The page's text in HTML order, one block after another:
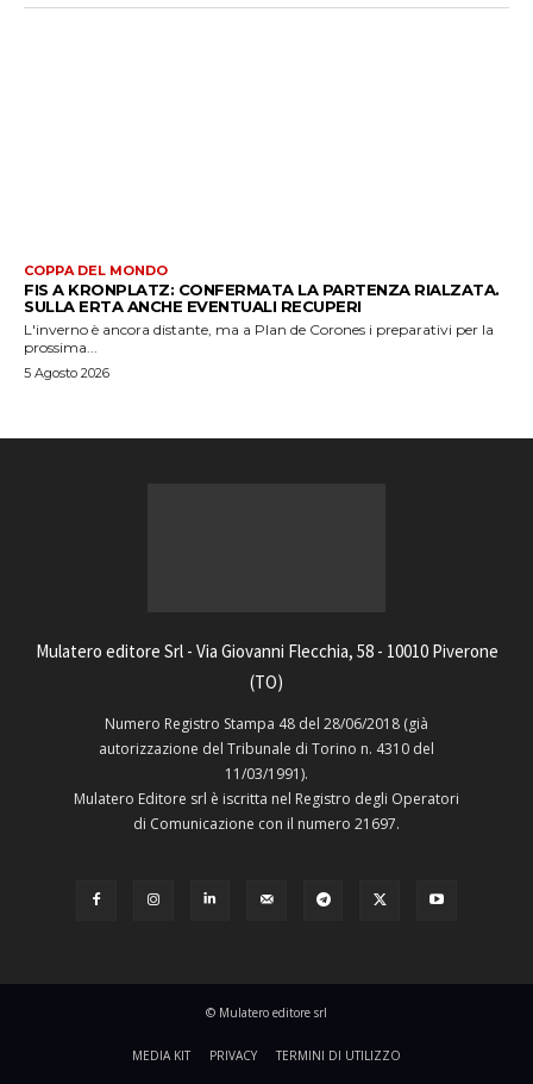
COPPA DEL MONDO
FIS A KRONPLATZ: CONFERMATA LA PARTENZA RIALZATA.
SULLA ERTA ANCHE EVENTUALI RECUPERI
L'inverno è ancora distante, ma a Plan de Corones i preparativi per la
prossima...
5 Agosto 2026
Mulatero editore Srl - Via Giovanni Flecchia, 58 - 10010 Piverone
(TO)
Numero Registro Stampa 48 del 28/06/2018 (già
autorizzazione del Tribunale di Torino n. 4310 del
11/03/1991).
Mulatero Editore srl è iscritta nel Registro degli Operatori
di Comunicazione con il numero 21697.
© Mulatero editore srl
MEDIA KIT PRIVACY TERMINI DI UTILIZZO